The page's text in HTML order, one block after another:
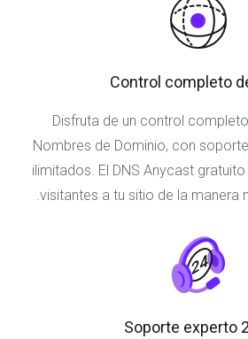
Control completo
Disfruta de un control
Nombres de Dominio, con
ilimitados. El DNS Anycast
visitantes a tu sitio de la manera
Soporte experto